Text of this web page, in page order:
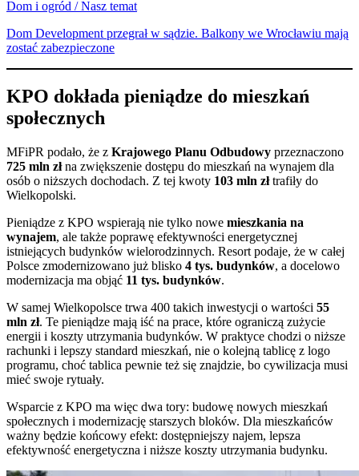
Dom i ogród / Nasz temat
Dom Development przegrał w sądzie. Balkony we Wrocławiu mają
zostać zabezpieczone
KPO dokłada pieniądze do mieszkań
społecznych
MFiPR podało, że z Krajowego Planu Odbudowy przeznaczono
725 mln złna zwiększenie dostępu do mieszkań na wynajem dla
osób o niższych dochodach. Z tej kwoty 103 mln złtrafiły do
Wielkopolski.
Pieniądze z KPO wspierają nie tylko nowe mieszkania na
wynajem, ale także poprawę efektywności energetycznej
istniejących budynków wielorodzinnych. Resort podaje, że w całej
Polsce zmodernizowano już blisko 4 tys. budynków, a docelowo
modernizacja ma objąć 11 tys. budynków.
W samej Wielkopolsce trwa 400 takich inwestycji o wartości 55
mln zł. Te pieniądze mają iść na prace, które ograniczą zużycie
energii i koszty utrzymania budynków. W praktyce chodzi o niższe
rachunki i lepszy standard mieszkań, nie o kolejną tablicę z logo
programu, choć tablica pewnie też się znajdzie, bo cywilizacja musi
mieć swoje rytuały.
Wsparcie z KPO ma więc dwa tory: budowę nowych mieszkań
społecznych i modernizację starszych bloków. Dla mieszkańców
ważny będzie końcowy efekt: dostępniejszy najem, lepsza
efektywność energetyczna i niższe koszty utrzymania budynku.